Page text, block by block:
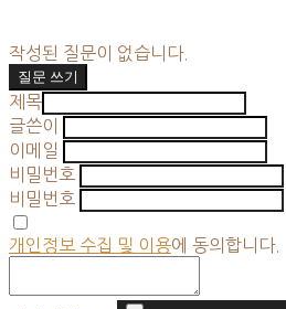
작성된 질문이 없습니다.
질문 쓰기
제목
글쓴이
이메일
비밀번호
비밀번호
개인정보 수집 및 이용에 동의합니다.